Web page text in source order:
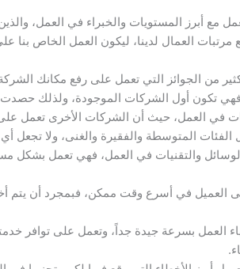
مع أبرز المستويات والخبراء في العمل،
مرتبات العمال لدينا، ليكون العمل الخاص
من الجوائز التي تعمل على رفع مكانك
تكون أول الشركات الموجودة، ولذلك
في العمل، حيث أن الشركات الأخرى تعمل على
الفئات المتوسطة والفقيرة والغنى، ولا تجعل
والتقنيات في العمل، فهي تعمل بشكل
العميل في أسرع وقت ممكن، فبمجرد أن يتم
العمل بسرعة جيدة جداً، وتعمل على توافر